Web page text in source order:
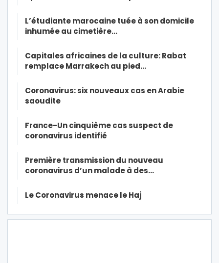
L’étudiante marocaine tuée à son domicile
inhumée au cimetière…
Capitales africaines de la culture: Rabat
remplace Marrakech au pied…
Coronavirus: six nouveaux cas en Arabie
saoudite
France-Un cinquième cas suspect de
coronavirus identifié
Première transmission du nouveau
coronavirus d’un malade à des…
Le Coronavirus menace le Haj